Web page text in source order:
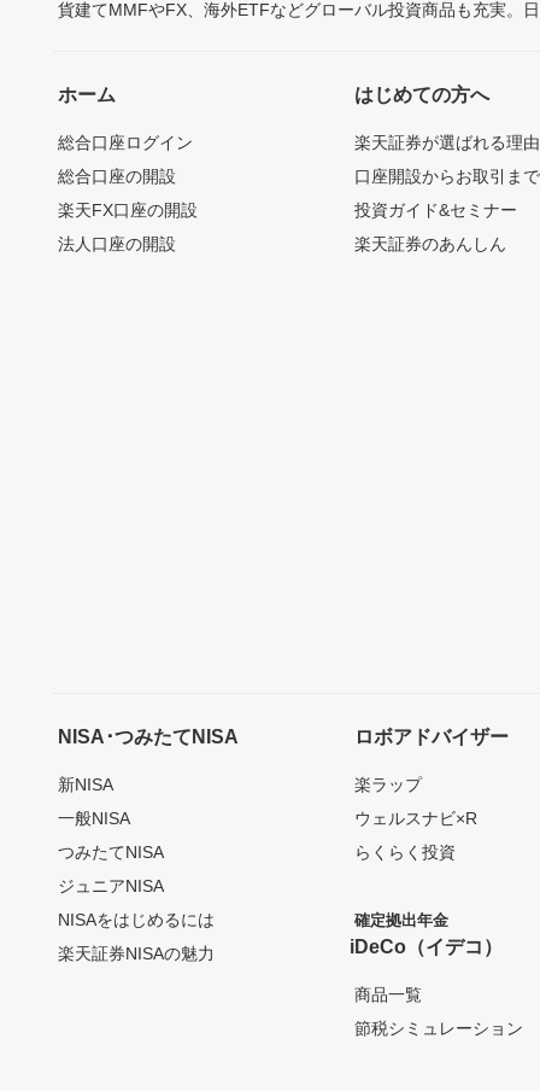
貨建てMMFやFX、海外ETFなどグローバル投資商品も充実。
ホーム
総合口座ログイン
総合口座の開設
楽天FX口座の開設
法人口座の開設
はじめての方へ
楽天証券が選ばれる理由
口座開設からお取引ま
投資ガイド&セミナー
楽天証券のあんしん
NISA･つみたてNISA
新NISA
一般NISA
つみたてNISA
ジュニアNISA
NISAをはじめるには
楽天証券NISAの魅力
ロボアドバイザー
楽ラップ
ウェルスナビ×R
らくらく投資
確定拠出年金
iDeCo（イデコ）
商品一覧
節税シミュレーション